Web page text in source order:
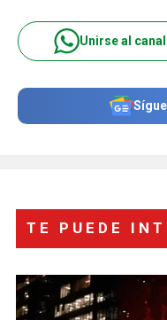
Unirse al
TE PUEDE